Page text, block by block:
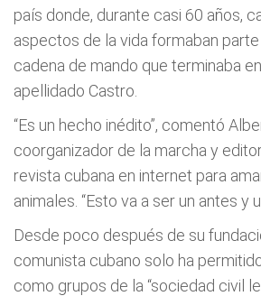
país donde, durante casi 60 años,
aspectos de la vida formaban parte
cadena de mando que terminaba
apellidado Castro.
“Es un hecho inédito”, comentó
coorganizador de la marcha y
revista cubana en internet para
animales. “Esto va a ser un antes y
Desde poco después de su
comunista cubano solo ha
como grupos de la “sociedad civil